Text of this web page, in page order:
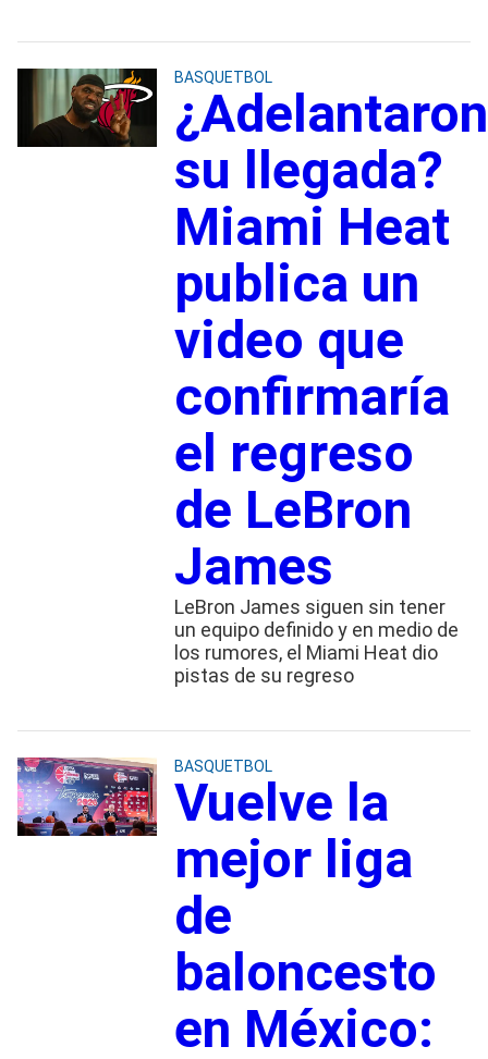
BASQUETBOL
¿Adelantaron
su llegada?
Miami Heat
publica un
video que
confirmaría
el regreso
de LeBron
James
LeBron James siguen sin tener
un equipo definido y en medio de
los rumores, el Miami Heat dio
pistas de su regreso
BASQUETBOL
Vuelve la
mejor liga
de
baloncesto
en México: